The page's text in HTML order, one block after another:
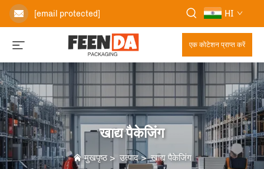
[email protected] HI
एक कोटेशन प्राप्त करें
खाद्य पैकेजिंग
मुखपृष्ठ> उत्पाद>खाद्य पैकेजिंग